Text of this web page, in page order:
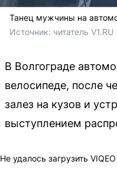
Танец мужчины на
Источник: читатель V1.RU
В Волгограде
велосипеде, после
залез на кузов и
выступлением
Не удалось загрузить VIQEO